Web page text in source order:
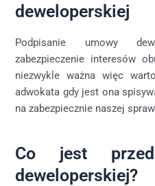
deweloperskiej
Podpisanie umowy
zabezpieczenie interesów
niezwykle ważna więc
adwokata gdy jest ona
na zabezpiecznie naszej
Co jest
deweloperskiej?